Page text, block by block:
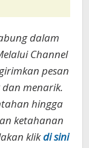
dalam
Channel
pesan
menarik.
hingga
ketahanan
klikdi sini